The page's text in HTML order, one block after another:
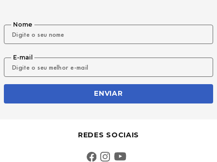
Nome
E-mail
ENVIAR
REDES SOCIAIS